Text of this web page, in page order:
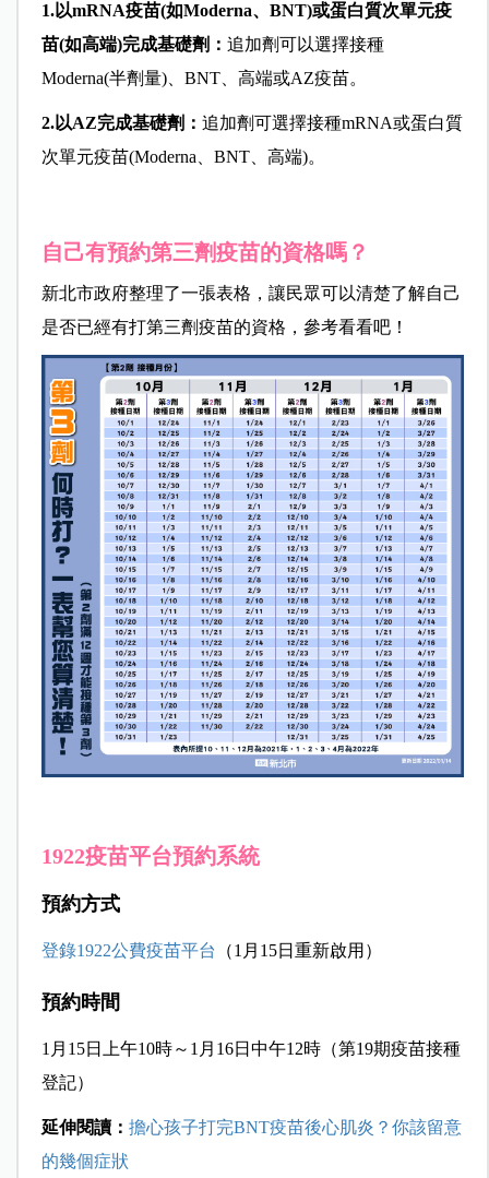
1.以mRNA疫苗(如Moderna、BNT)或蛋白質次單元疫
苗(如高端)完成基礎劑： 追加劑可以選擇接種
Moderna(半劑量)、BNT、高端或AZ疫苗。
2.以AZ完成基礎劑： 追加劑可選擇接種mRNA或蛋白質
次單元疫苗(Moderna、BNT、高端)。
自己有預約第三劑疫苗的資格嗎？
新北市政府整理了一張表格，讓民眾可以清楚了解自己
是否已經有打第三劑疫苗的資格，參考看看吧！
1922疫苗平台預約系統
預約方式
登錄1922公費疫苗平台 （1月15日重新啟用）
預約時間
1月15日上午10時～1月16日中午12時（第19期疫苗接種
登記）
延伸閱讀： 擔心孩子打完BNT疫苗後心肌炎？你該留意
的幾個症狀